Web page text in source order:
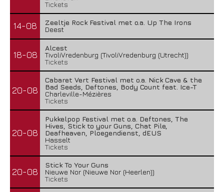
Tickets
14-08
Zeeltje Rock Festival met o.a. Up The Irons
Deest
18-08
Alcest
TivoliVredenburg (TivoliVredenburg (Utrecht))
Tickets
20-08
Cabaret Vert Festival met o.a. Nick Cave & the
Bad Seeds, Deftones, Body Count feat. Ice-T
Charleville-Mézières
Tickets
20-08
Pukkelpop Festival met o.a. Deftones, The
Hives, Stick to your Guns, Chat Pile,
Deafheaven, Ploegendienst, dEUS
Hasselt
Tickets
20-08
Stick To Your Guns
Nieuwe Nor (Nieuwe Nor (Heerlen))
Tickets